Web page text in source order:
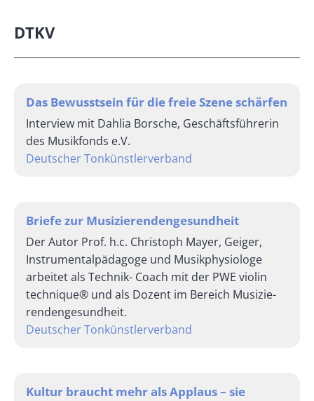
DTKV
Das Bewusstsein für die freie Szene schärfen
Interview mit Dahlia Borsche, Geschäftsführerin
des Musikfonds e.V.
Deutscher Tonkünstlerverband
Briefe zur Musizierendengesundheit
Der Autor Prof. h.c. Christoph Mayer, Geiger,
Instrumentalpädagoge und Musikphysiologe
arbeitet als Technik- Coach mit der PWE violin
technique® und als Dozent im Bereich Musizie­
rendengesundheit.
Deutscher Tonkünstlerverband
Kultur braucht mehr als Applaus – sie